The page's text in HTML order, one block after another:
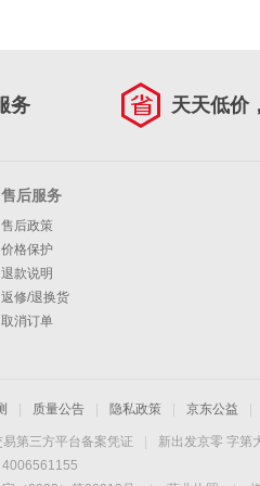
务 天天低价
售后服务
售后政策
价格保护
退款说明
返修/退换货
取消订单
质量公告 隐私政策 京东公益
第三方平台备案凭证
新出发京零 字第
4006561155